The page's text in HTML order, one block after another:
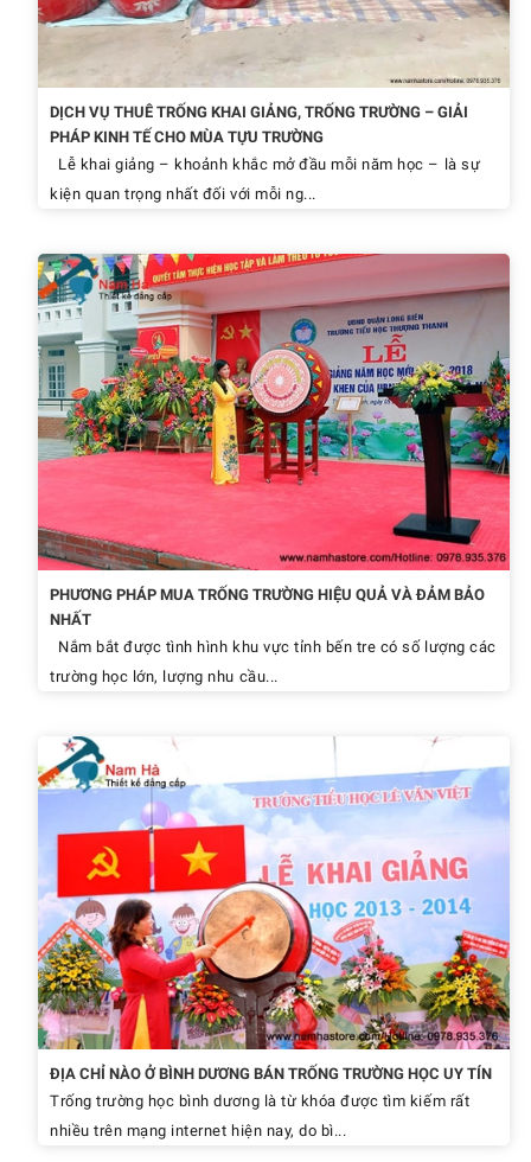
DỊCH VỤ THUÊ TRỐNG KHAI GIẢNG, TRỐNG TRƯỜNG – GIẢI
PHÁP KINH TẾ CHO MÙA TỰU TRƯỜNG
Lễ khai giảng – khoảnh khắc mở đầu mỗi năm học – là sự
kiện quan trọng nhất đối với mỗi ng...
PHƯƠNG PHÁP MUA TRỐNG TRƯỜNG HIỆU QUẢ VÀ ĐẢM BẢO
NHẤT
Nắm bắt được tình hình khu vực tỉnh bến tre có số lượng các
trường học lớn, lượng nhu cầu...
ĐỊA CHỈ NÀO Ở BÌNH DƯƠNG BÁN TRỐNG TRƯỜNG HỌC UY TÍN
Trống trường học bình dương là từ khóa được tìm kiếm rất
nhiều trên mạng internet hiện nay, do bì...